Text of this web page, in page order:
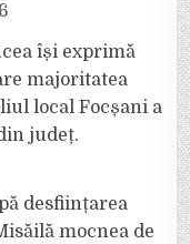
își exprimă
majoritatea
local Focșani a
județ.
desființarea
mocnea de